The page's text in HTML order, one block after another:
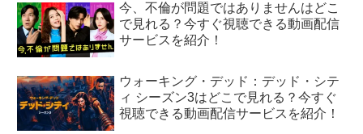
今、不倫が問題ではありませんはどこ
で見れる？今すぐ視聴できる動画配信
サービスを紹介！
ウォーキング・デッド：デッド・シテ
ィ シーズン3はどこで見れる？今すぐ
視聴できる動画配信サービスを紹介！